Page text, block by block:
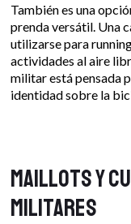
También es una
prenda versátil. Una
utilizarse para
actividades al aire
militar está pensada
identidad sobre la
Maillots y
militares